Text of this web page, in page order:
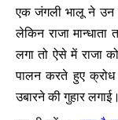
एक जंगली भालू ने उन
लेकिन राजा
लगा तो ऐसे में राजा
पालन करते हुए
उबारने की गुहार लगाई।